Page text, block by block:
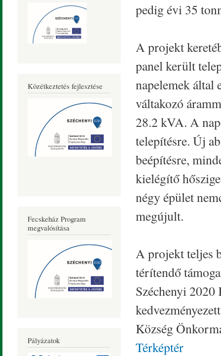
Közétkeztetés fejlesztése
Fecskeház Program
megvalósítása
Pályázatok
pedig évi 35
A projekt
panel került
napelemek által
váltakozó
28.2 kVA. A
telepítésre. Új
beépítésre,
kielégítő
négy épület
megújult.
A projekt teljes
térítendő
Széchenyi
Község
Térképtér